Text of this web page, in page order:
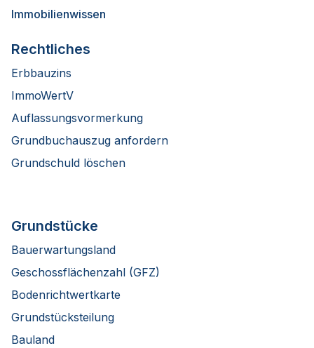
Immobilienwissen
Rechtliches
Erbbauzins
ImmoWertV
Auflassungsvormerkung
Grundbuchauszug anfordern
Grundschuld löschen
Grundstücke
Bauerwartungsland
Geschossflächenzahl (GFZ)
Bodenrichtwertkarte
Grundstücksteilung
Bauland